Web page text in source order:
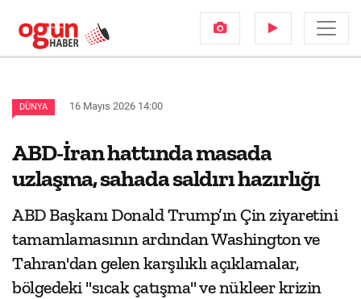
DÜNYA 16 Mayıs 2026 14:00
ABD-İran hattında masada
uzlaşma, sahada saldırı hazırlığı
ABD Başkanı Donald Trump’ın Çin ziyaretini
tamamlamasının ardından Washington ve
Tahran'dan gelen karşılıklı açıklamalar,
bölgedeki "sıcak çatışma" ve nükleer krizin